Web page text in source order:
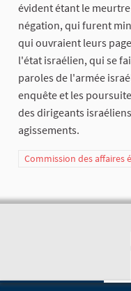
évident étant le
négation, qui furent
qui ouvraient leurs
l'état israélien, qui se
paroles de l'armée
enquête et les
des dirigeants
agissements.
Commission des affaires